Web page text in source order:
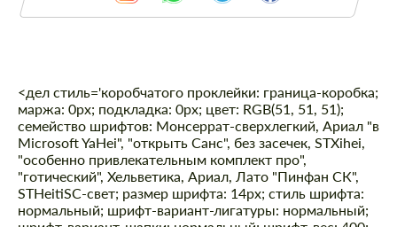
Описание
<дел стиль='коробчатого проклейки: граница-коробка;
маржа: 0px; подкладка: 0px; цвет: RGB(51, 51, 51);
семейство шрифтов: Монсеррат-сверхлегкий, Ариал "в
Microsoft YaHei", "открыть Санс", без засечек, STXihei,
"особенно привлекательным комплект про",
"готический", Хельветика, Ариал, Лато "Пинфан СК",
STHeitiSC-свет; размер шрифта: 14px; стиль шрифта:
нормальный; шрифт-вариант-лигатуры: нормальный;